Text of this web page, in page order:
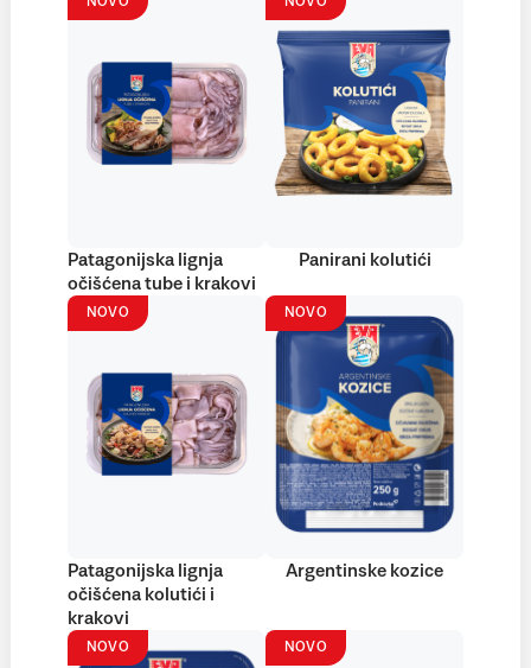
Patagonijska lignja
očišćena tube i krakovi
Panirani kolutići
NOVO
Patagonijska lignja
očišćena kolutići i
krakovi
NOVO
Argentinske kozice
NOVO NOVO